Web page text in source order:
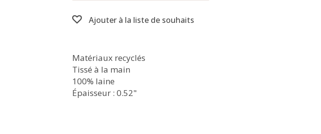
Ajouter à la liste de souhaits
Matériaux recyclés
Tissé à la main
100% laine
Épaisseur : 0.52"